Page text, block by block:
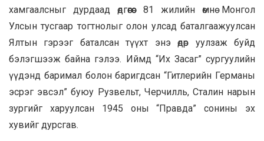
хамгаалсныг дурдаад өдгөөгөөс 81 жилийн өмнө Монгол
Улсын тусгаар тогтнолыг олон улсад баталгаажуулсан
Ялтын гэрээг баталсан түүхт энэ өдөр уулзаж буйд
бэлэгшээж байна гэлээ. Иймд “Их Засаг” сургуулийн
үүдэнд баримал болон баригдсан “Гитлерийн Германы
эсрэг эвсэл” буюу Рузвельт, Черчилль, Сталин нарын
зургийг харуулсан 1945 оны “Правда” сонины эх
хувийг дурсгав.